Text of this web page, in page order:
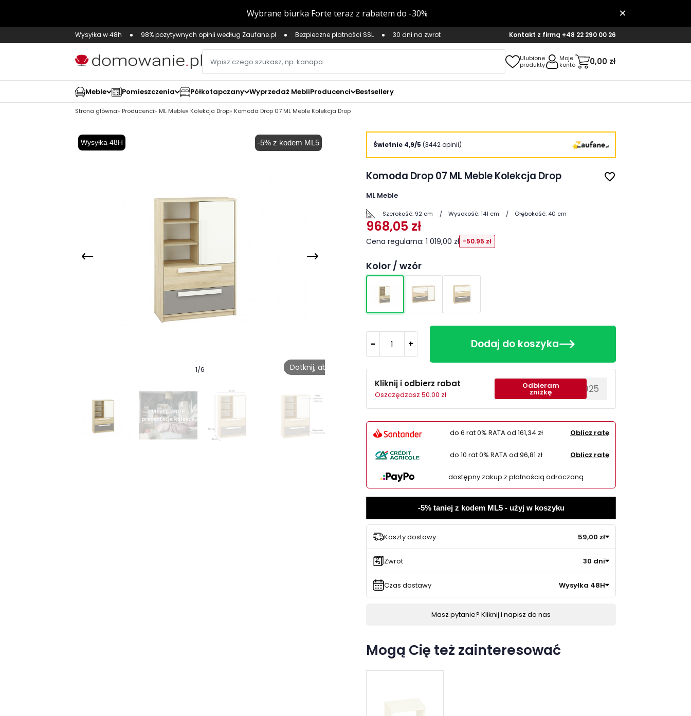
Wysyłka w 48h 98% pozytywnych opinii według Zaufane.pl Bezpieczne płatności SSL 30 dni na zwrot Kontakt z firmą +48 22 290 00 26
Ulubione
produkty
Moje
konto
0,00 zł
Meble Pomieszczenia Półkotapczany Wyprzedaż MebliProducenci Bestsellery
Strona główna Producenci ML Meble Kolekcja Drop Komoda Drop 07 ML Meble Kolekcja Drop
-5% z kodem ML5
Wysyłka 48H
Dotknij, aby odtworzyć
1/6
zoom_in Świetnie 4,9/5 (3442 opinii)
Komoda Drop 07 ML Meble Kolekcja Drop favorite_border
ML Meble
Szerokość: 92 cm Wysokość:141 cm Głębokość: 40 cm
968,05 zł
Cena regularna: 1 019,00 zł -50.95 zł
Kolor / wzór
- + Dodaj do koszyka
Kliknij i odbierz rabat
Oszczędzasz 50.00 zł ********EWS2025
Odbieram
zniżkę
do 6 rat 0% RATA od 161,34 zł Oblicz ratę
do 10 rat 0% RATA od 96,81 zł Oblicz ratę
dostępny zakup z płatnością odroczoną
-5% taniej z kodem ML5 - użyj w koszyku
Koszty dostawy 59,00 zł
Zwrot 30 dni
Czas dostawy Wysyłka 48H
Masz pytanie? Kliknij i napisz do nas
Mogą Cię też zainteresować